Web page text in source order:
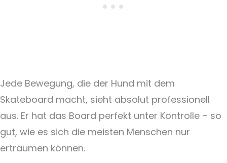
Jede Bewegung, die der Hund mit dem
Skateboard macht, sieht absolut professionell
aus. Er hat das Board perfekt unter Kontrolle – so
gut, wie es sich die meisten Menschen nur
erträumen können.